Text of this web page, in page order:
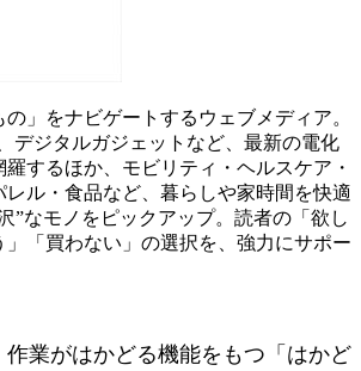
」をナビゲートするウェブメディア。
デジタルガジェットなど、最新の電化
するほか、モビリティ・ヘルスケア・
レル・食品など、暮らしや家時間を快適
”なモノをピックアップ。読者の「欲し
」「買わない」の選択を、強力にサポー
業がはかどる機能をもつ「はかど